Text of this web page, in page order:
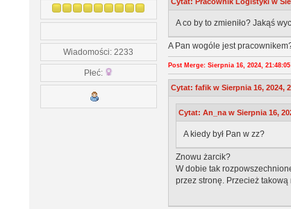
Wiadomości: 2233
Płeć:
A co by to zmieniło? Jakąś
A Pan wogóle jest
Post Merge: Sierpnia 16, 2024, 21:48:05
Cytat: fafik w Sierpnia 16, 2024,
Cytat: An_na w Sierpnia 16,
A kiedy był Pan w zz?
Znowu żarcik?
W dobie tak
przez stronę. Przecież takową